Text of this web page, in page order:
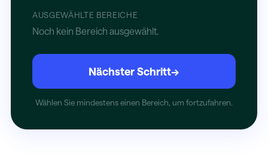
AUSGEWÄHLTE BEREICHE
Noch kein Bereich ausgewählt.
Nächster Schritt→
Wählen Sie mindestens einen Bereich, um fortzufahren.